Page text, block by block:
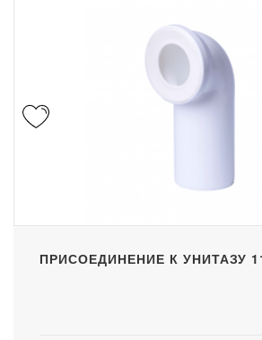
ПРИСОЕДИНЕНИЕ К УНИТАЗУ